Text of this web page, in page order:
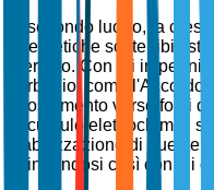
In secondo luogo, la
energetiche sostenibili
mercato. Con gli
carbonio, come
spostamento verso fonti
accumulo elettrochimici
stabilizzazione di queste
allineandosi così con gli